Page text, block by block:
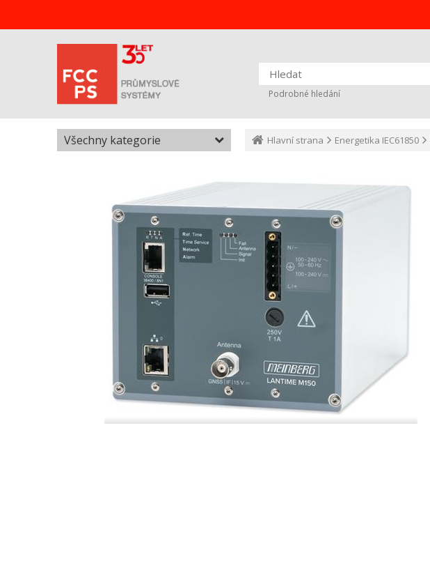
Podrobné hledání
Všechny kategorie Hlavní strana Energetika IEC61850